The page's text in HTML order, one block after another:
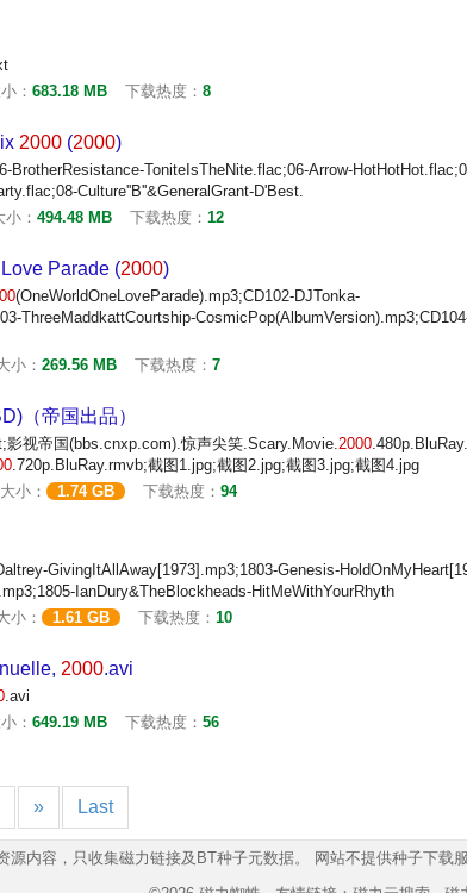
： 683.18 MB 下载热度： 8
2000 (2000)
BrotherResistance-ToniteIsTheNite.flac;06-Arrow-
Culture''B''&GeneralGrant-D'Best.
： 494.48 MB 下载热度： 12
Parade (2000)
(OneWorldOneLoveParade).mp3;CD102-DJTonka-
ThreeMaddkattCourtship-
小： 269.56 MB 下载热度： 7
（帝国出品）
影视帝国(bbs.cnxp.com).惊声尖笑.Scary.Movie.2000
.720p.BluRay.rmvb;截图1.jpg;截图2.jpg;截图3.jpg;截图4.jpg
小： 1.74 GB 下载热度： 94
GivingItAllAway[1973].mp3;1803-Genesis-
IanDury&TheBlockheads-HitMeWithYourRhyth
小： 1.61 GB 下载热度： 10
2000.avi
.avi
： 649.19 MB 下载热度： 56
» Last
源内容，只收集磁力链接及BT种子元数据。 网站不提供种子下载